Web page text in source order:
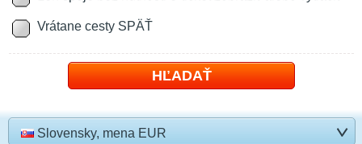
Vrátane cesty SPÄŤ
Slovensky, mena EUR